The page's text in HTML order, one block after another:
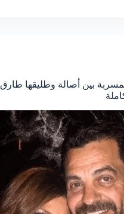
بين أصالة وطليقها طارق